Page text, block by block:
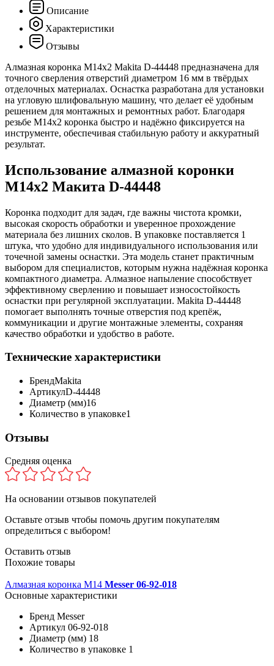
Описание
Характеристики
Отзывы
Алмазная коронка M14x2 Makita D-44448 предназначена для
точного сверления отверстий диаметром 16 мм в твёрдых
отделочных материалах. Оснастка разработана для установки
на угловую шлифовальную машину, что делает её удобным
решением для монтажных и ремонтных работ. Благодаря
резьбе M14x2 коронка быстро и надёжно фиксируется на
инструменте, обеспечивая стабильную работу и аккуратный
результат.
Использование алмазной коронки
M14x2 Макита D-44448
Коронка подходит для задач, где важны чистота кромки,
высокая скорость обработки и уверенное прохождение
материала без лишних сколов. В упаковке поставляется 1
штука, что удобно для индивидуального использования или
точечной замены оснастки. Эта модель станет практичным
выбором для специалистов, которым нужна надёжная коронка
компактного диаметра. Алмазное напыление способствует
эффективному сверлению и повышает износостойкость
оснастки при регулярной эксплуатации. Makita D-44448
помогает выполнять точные отверстия под крепёж,
коммуникации и другие монтажные элементы, сохраняя
качество обработки и удобство в работе.
Технические характеристики
БрендMakita
АртикулD-44448
Диаметр (мм)16
Количество в упаковке1
Отзывы
Средняя оценка
На основании отзывов покупателей
Оставьте отзыв чтобы помочь другим покупателям
определиться с выбором!
Оставить отзыв
Похожие товары
Алмазная коронка М14 Messer 06-92-018
Основные характеристики
Бренд Messer
Артикул 06-92-018
Диаметр (мм) 18
Количество в упаковке 1